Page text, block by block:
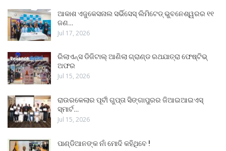
ଆକାଶ ଏଜୁକେସନାଲ ସର୍ଭିସେସ୍ ଲିମିଟେଡ୍ ଭୁବନେଶ୍ୱରର ୧୧
ଜଣ…
Jul 17, 2026
ରିଲାଏନ୍ସ ଡିଜିଟାଲ୍ ଆଣିଲା ଗ୍ରାଣ୍ଡ ରଥଯାତ୍ରା ଫେଷ୍ଟିଭ୍
ଅଫର
Jul 15, 2026
ରାଉରକେଲାର ପୂର୍ବୀ ଗୁପ୍ତା ସିଙ୍ଗାପୁରର ଜିଆଇଆଇଏସ୍
ସ୍ମାର୍ଟ…
Jul 15, 2026
ପାଣ୍ଡିଆନଙ୍କ ନାଁ ମୋଦି କହିଥିବେ !